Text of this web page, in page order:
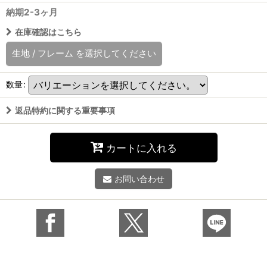
納期2-3ヶ月
在庫確認はこちら
生地 / フレーム を選択してください
数量:
返品特約に関する重要事項
カートに入れる
お問い合わせ